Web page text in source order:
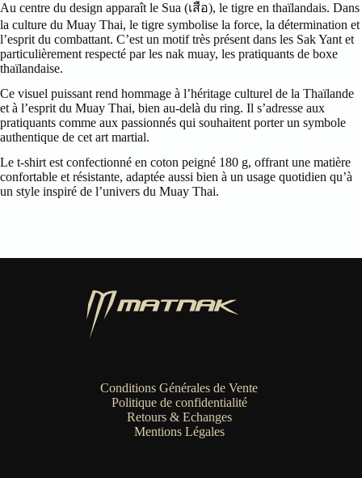
Au centre du design apparaît le Sua (เสือ), le tigre en thaïlandais. Dans
la culture du Muay Thai, le tigre symbolise la force, la détermination et
l’esprit du combattant. C’est un motif très présent dans les Sak Yant et
particulièrement respecté par les nak muay, les pratiquants de boxe
thaïlandaise.
Ce visuel puissant rend hommage à l’héritage culturel de la Thaïlande
et à l’esprit du Muay Thai, bien au-delà du ring. Il s’adresse aux
pratiquants comme aux passionnés qui souhaitent porter un symbole
authentique de cet art martial.
Le t-shirt est confectionné en coton peigné 180 g, offrant une matière
confortable et résistante, adaptée aussi bien à un usage quotidien qu’à
un style inspiré de l’univers du Muay Thai.
Conditions Générales de Vente
Politique de confidentialité
Retours & Echanges
Mentions Légales